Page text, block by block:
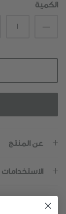
الكمية
عن المنتج
الاستخدامات